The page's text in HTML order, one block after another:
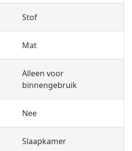
Stof
Mat
Alleen voor
binnengebruik
Nee
Slaapkamer